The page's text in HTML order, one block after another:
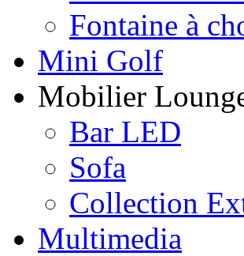
Fontaine à
Mini Golf
Mobilier
Bar LED
Sofa
Collection
Multimedia